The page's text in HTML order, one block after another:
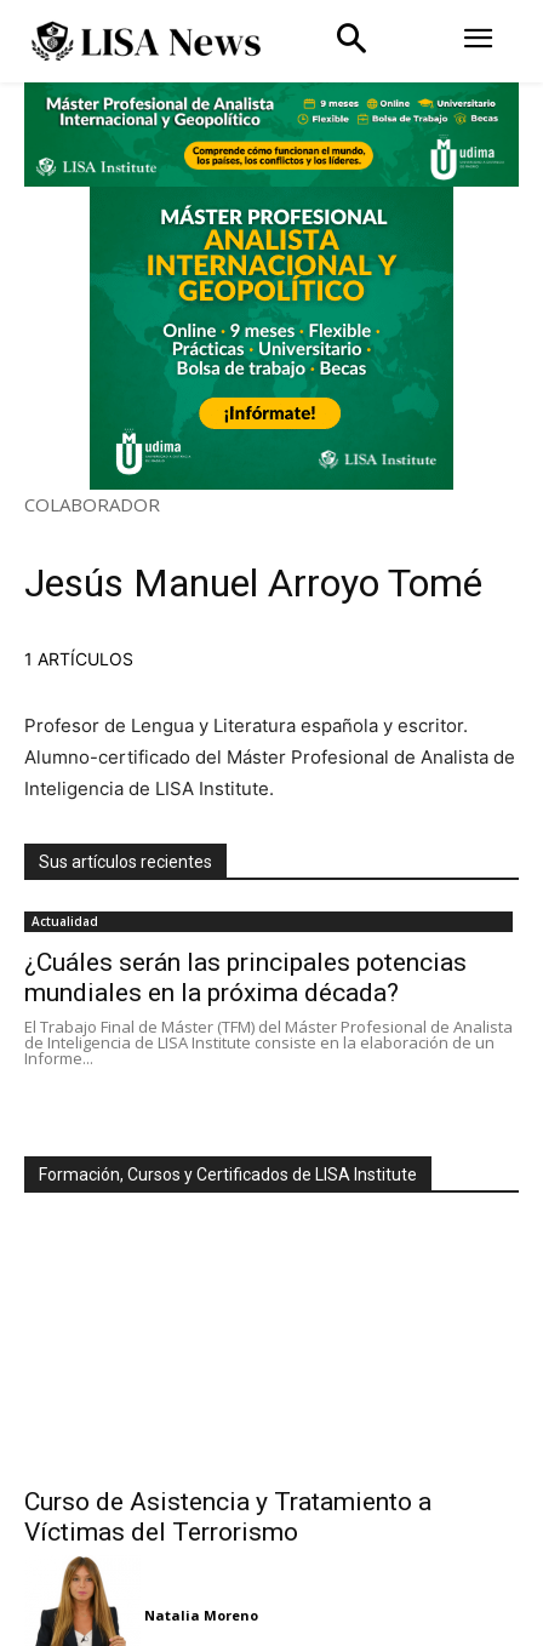
COLABORADOR
Jesús Manuel Arroyo Tomé
1 ARTÍCULOS
Profesor de Lengua y Literatura española y escritor.
Alumno-certificado del Máster Profesional de Analista de
Inteligencia de LISA Institute.
Sus artículos recientes
Actualidad
¿Cuáles serán las principales potencias
mundiales en la próxima década?
El Trabajo Final de Máster (TFM) del Máster Profesional de Analista
de Inteligencia de LISA Institute consiste en la elaboración de un
Informe...
Formación, Cursos y Certificados de LISA Institute
Curso de Asistencia y Tratamiento a
Víctimas del Terrorismo
Natalia Moreno